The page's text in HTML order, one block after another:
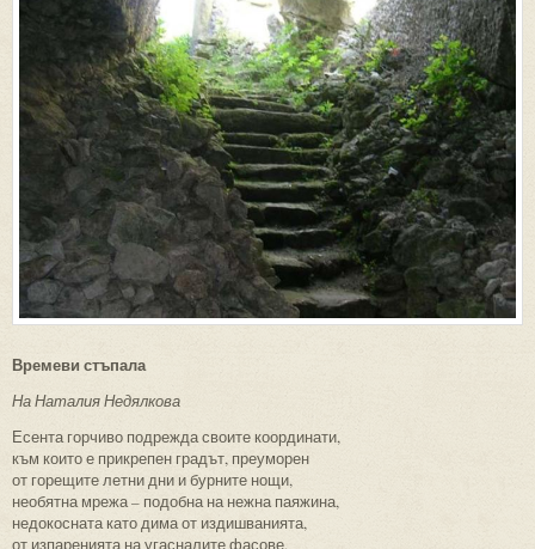
Времеви стъпала
На Наталия Недялкова
Есента горчиво подрежда своите координати,
към които е прикрепен градът, преуморен
от горещите летни дни и бурните нощи,
необятна мрежа – подобна на нежна паяжина,
недокосната като дима от издишванията,
от изпаренията на угасналите фасове,